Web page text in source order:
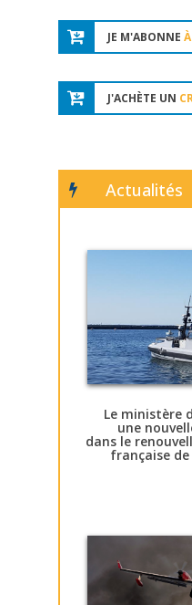
JE M'ABONNE
J'ACHÈTE UN
Actualités
Le ministère
une
dans le
française